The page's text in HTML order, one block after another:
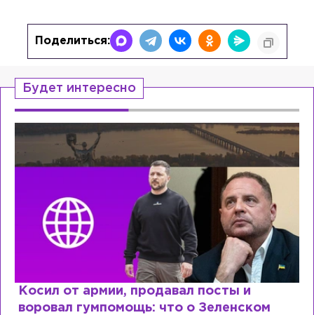
Поделиться:
Будет интересно
Косил от армии, продавал посты и
воровал гумпомощь: что о Зеленском